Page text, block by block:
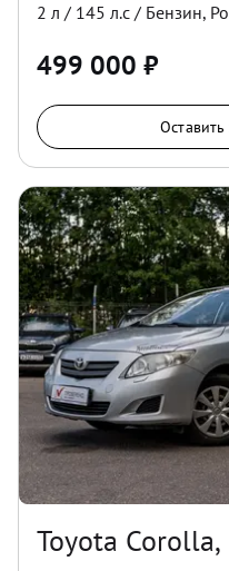
2 л / 145 л.с / Бензин,
499 000 ₽
Оставить
Toyota Corolla,